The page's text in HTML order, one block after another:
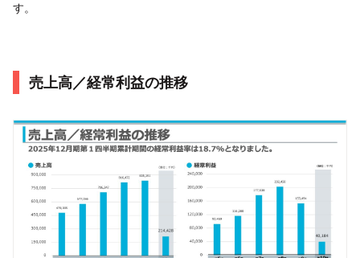
す。
売上高／経常利益の推移